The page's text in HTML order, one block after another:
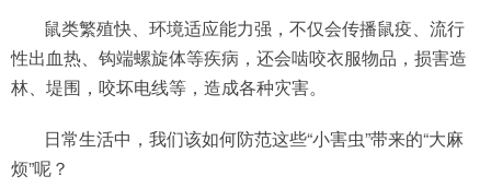
鼠类繁殖快、环境适应能力强，不仅会传播鼠疫、流行
性出血热、钩端螺旋体等疾病，还会啮咬衣服物品，损害造
林、堤围，咬坏电线等，造成各种灾害。
日常生活中，我们该如何防范这些“小害虫”带来的“大麻
烦”呢？